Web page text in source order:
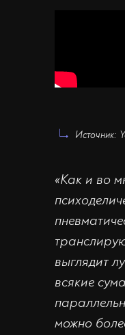
Источник:
«Как и во
выглядит
всякие
можно